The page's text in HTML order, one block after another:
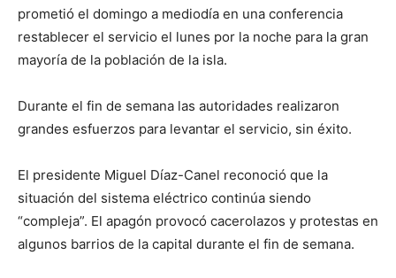
prometió el domingo a mediodía en una conferencia
restablecer el servicio el lunes por la noche para la gran
mayoría de la población de la isla.
Durante el fin de semana las autoridades realizaron
grandes esfuerzos para levantar el servicio, sin éxito.
El presidente Miguel Díaz-Canel reconoció que la
situación del sistema eléctrico continúa siendo
“compleja”. El apagón provocó cacerolazos y protestas en
algunos barrios de la capital durante el fin de semana.